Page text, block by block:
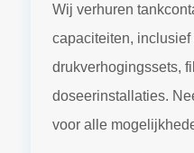
Wij verhuren
capaciteiten,
drukverhogingssets,
doseerinstallaties.
voor alle